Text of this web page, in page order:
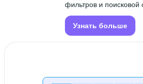
фильтров и поисковой
Узнать больше